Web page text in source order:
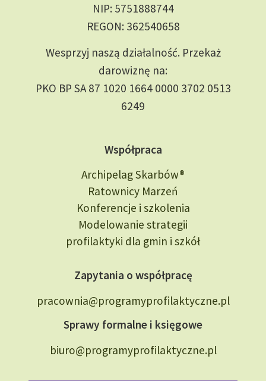
NIP: 5751888744
REGON: 362540658
Wesprzyj naszą działalność. Przekaż
darowiznę na:
PKO BP SA 87 1020 1664 0000 3702 0513
6249
Współpraca
Archipelag Skarbów®
Ratownicy Marzeń
Konferencje i szkolenia
Modelowanie strategii
profilaktyki dla gmin i szkół
Zapytania o współpracę
pracownia@programyprofilaktyczne.pl
Sprawy formalne i księgowe
biuro@programyprofilaktyczne.pl